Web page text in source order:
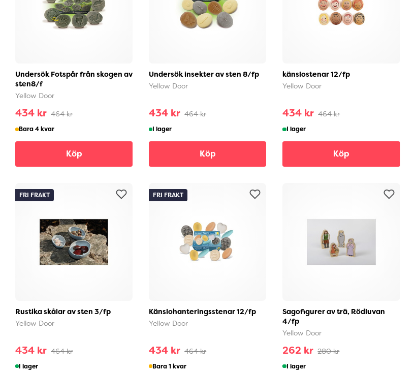
Undersök Fotspår från skogen av
sten8/f
Yellow Door
434 kr 464 kr
Bara 4 kvar
Köp
Undersök insekter av sten 8/fp
Yellow Door
434 kr 464 kr
I lager
Köp
känslostenar 12/fp
Yellow Door
434 kr 464 kr
I lager
Köp
Rustika skålar av sten 3/fp
Yellow Door
434 kr 464 kr
FRI FRAKT
I lager
Känslohanteringsstenar 12/fp
Yellow Door
434 kr 464 kr
FRI FRAKT
Bara 1 kvar
Sagofigurer av trä, Rödluvan
4/fp
Yellow Door
262 kr 280 kr
I lager